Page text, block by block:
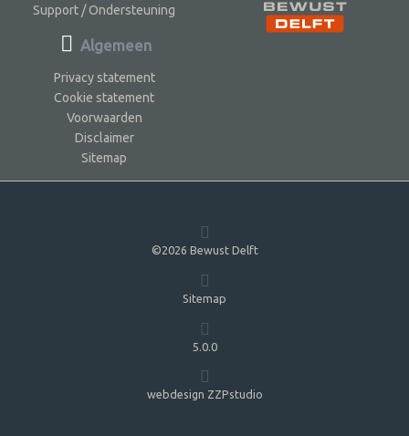
Support / Ondersteuning
Algemeen
Privacy statement
Cookie statement
Voorwaarden
Disclaimer
Sitemap
©2026 Bewust Delft
Sitemap
5.0.0
webdesign ZZPstudio